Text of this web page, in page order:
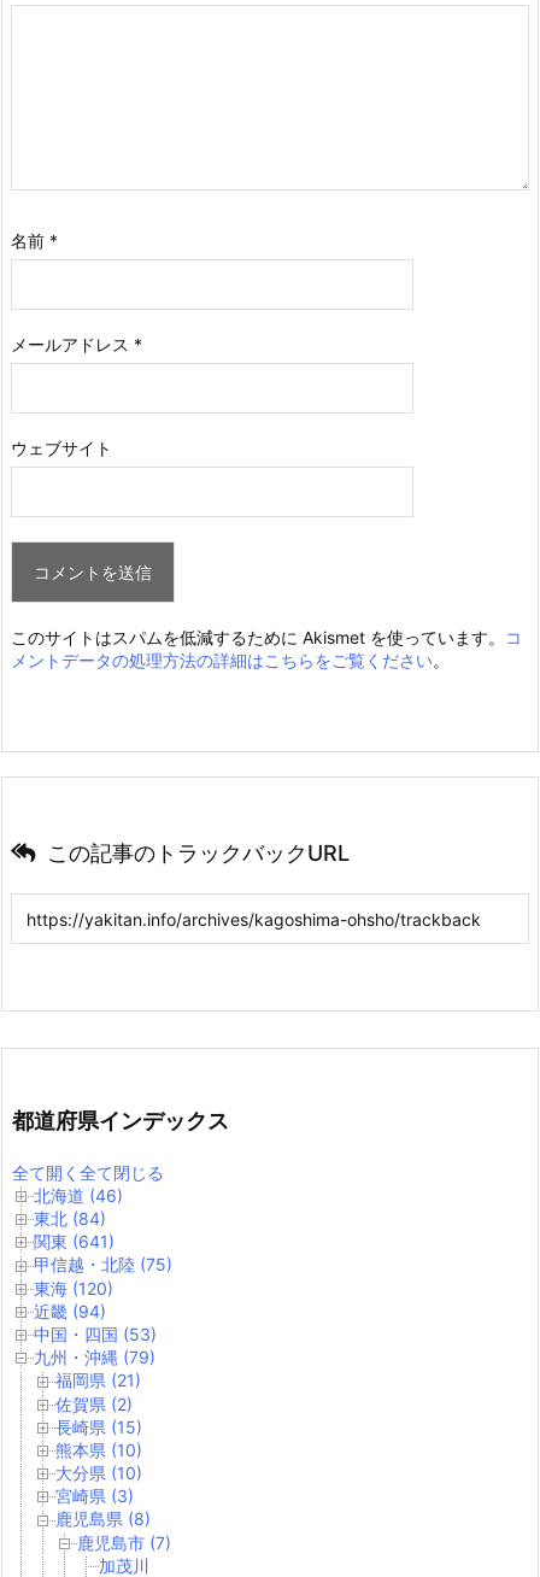
名前 *
メールアドレス *
ウェブサイト
このサイトはスパムを低減するために Akismet を使っています。
コ
メントデータの処理方法の詳細はこちらをご覧ください。
この記事のトラックバックURL
都道府県インデックス
全て開く 全て閉じる
北海道 (46)
東北 (84)
関東 (641)
甲信越・北陸 (75)
東海 (120)
近畿 (94)
中国・四国 (53)
九州・沖縄 (79)
福岡県 (21)
佐賀県 (2)
長崎県 (15)
熊本県 (10)
大分県 (10)
宮崎県 (3)
鹿児島県 (8)
鹿児島市 (7)
加茂川